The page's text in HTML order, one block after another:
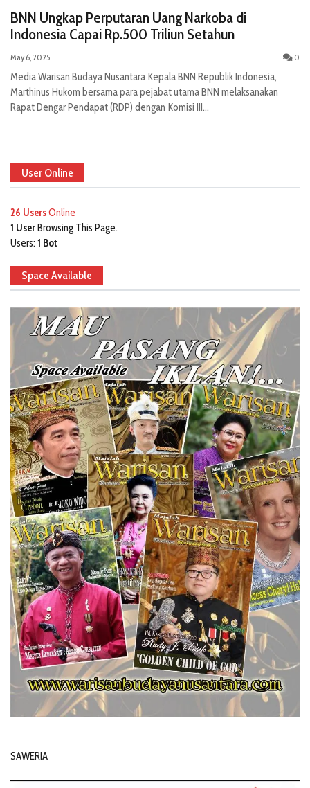
BNN Ungkap Perputaran Uang Narkoba di
Indonesia Capai Rp.500 Triliun Setahun
May 6, 2025 0
Media Warisan Budaya Nusantara Kepala BNN Republik Indonesia,
Marthinus Hukom bersama para pejabat utama BNN melaksanakan
Rapat Dengar Pendapat (RDP) dengan Komisi III...
User Online
26 UsersOnline
1 UserBrowsing This Page.
Users: 1 Bot
Space Available
SAWERIA